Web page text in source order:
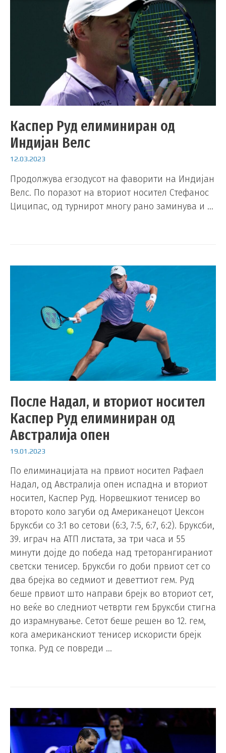
Каспер Руд елиминиран од
Индијан Велс
12.03.2023
Продолжува егзодусот на фаворити на Индијан
Велс. По поразот на вториот носител Стефанос
Циципас, од турнирот многу рано заминува и …
После Надал, и вториот носител
Каспер Руд елиминиран од
Австралија опен
19.01.2023
По елиминацијата на првиот носител Рафаел
Надал, од Австралија опен испадна и вториот
носител, Каспер Руд. Норвешкиот тенисер во
второто коло загуби од Американецот Џексон
Бруксби со 3:1 во сетови (6:3, 7:5, 6:7, 6:2). Бруксби,
39. играч на АТП листата, за три часа и 55
минути дојде до победа над треторангираниот
светски тенисер. Бруксби го доби првиот сет со
два брејка во седмиот и деветтиот гем. Руд
беше првиот што направи брејк во вториот сет,
но веќе во следниот четврти гем Бруксби стигна
до израмнување. Сетот беше решен во 12. гем,
кога американскиот тенисер искористи брејк
топка. Руд се повреди …